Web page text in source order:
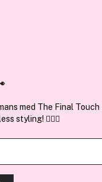
✓ Över 1,5
Overnight
med The Final
styling! 💇‍♀️✨